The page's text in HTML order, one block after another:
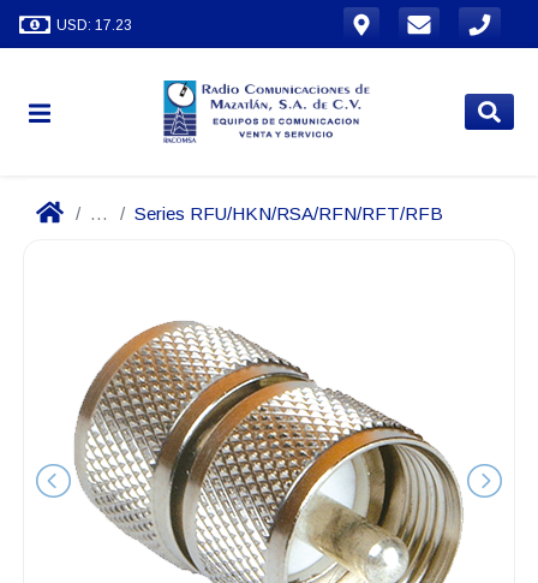
USD: 17.23
... Series RFU/HKN/RSA/RFN/RFT/RFB